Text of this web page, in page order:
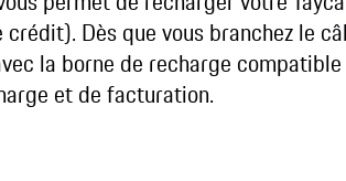
Dès que vous branchez le
la borne de recharge
et de facturation.